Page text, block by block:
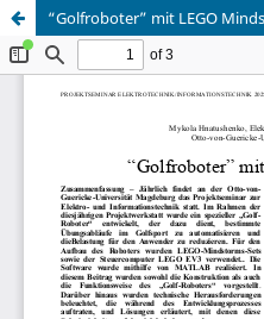
“Golfroboter” mit LEGO